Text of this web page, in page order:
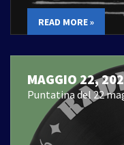
READ MORE »
MAGGIO 22,
Puntatina del 22